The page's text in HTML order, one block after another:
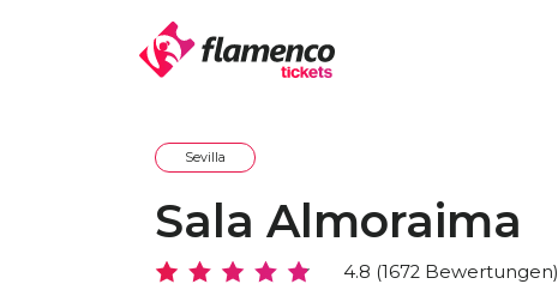
Sevilla
Sala Almoraima
4.8 (1672 Bewertungen)